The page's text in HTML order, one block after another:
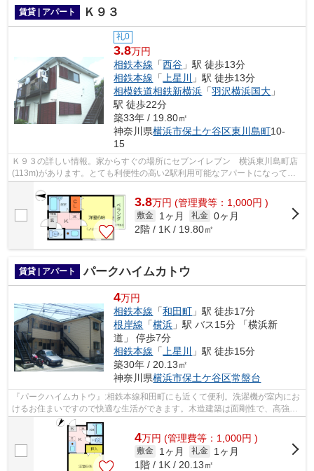
賃貸 | アパート Ｋ９３
礼0
3.8万円
相鉄本線 「西谷 」駅 徒歩13分
相鉄本線 「上星川
」駅 徒歩13分
相模鉄道相鉄新横浜 「羽沢横浜国大 」
駅 徒歩22分
築33年 / 19.80㎡
神奈川県横浜市保土ケ谷区東川島町10-
15
Ｋ９３の詳しい情報。家からすぐの場所にセブンイレブン 横浜東川島町店
(113m)があります。とても利便性の高い2駅利用可能なアパートになってい
3.8万円 (管理費等：1,000円 )
敷金 1ヶ月 礼金 0ヶ月
2階 / 1K / 19.80㎡
賃貸 | アパート パークハイムカトウ
4万円
相鉄本線 「和田町 」駅 徒歩17分
根岸線 「横浜 」駅 バス15分 「横浜新
道」 停歩7分
相鉄本線 「 上星川
」駅 徒歩15分
築30年 / 20.13㎡
神奈川県横浜市保土ケ谷区常盤台
『パークハイムカトウ』:相鉄本線和田町にも近くて便利。洗濯機が室内にお
けるお住まいですので快適な生活ができます。木造建築は面剛性で、高強度
なので安心して暮らせます。魅力的な...
4万円 (管理費等：1,000円 )
敷金 1ヶ月 礼金
1ヶ月
1階 / 1K / 20.13㎡